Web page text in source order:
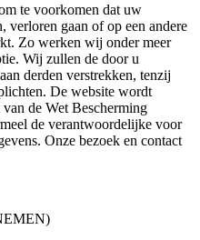
te voorkomen dat uw
verloren gaan of op een andere
Zo werken wij onder meer
Wij zullen de door u
derden verstrekken, tenzij
De website wordt
de Wet Bescherming
de verantwoordelijke voor
Onze bezoek en contact